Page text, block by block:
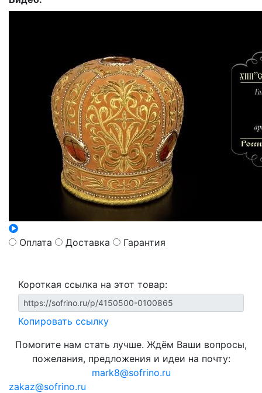
Оплата Доставка Гарантия
Короткая ссылка на этот товар:
Копировать ссылку
Помогите нам стать лучше. Ждём Ваши вопросы,
пожелания, предложения и идеи на почту:
mark8@sofrino.ru
zakaz@sofrino.ru